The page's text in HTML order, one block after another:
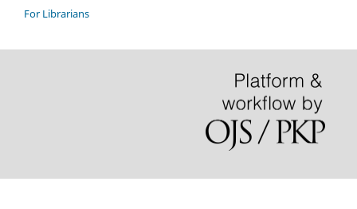
For Librarians